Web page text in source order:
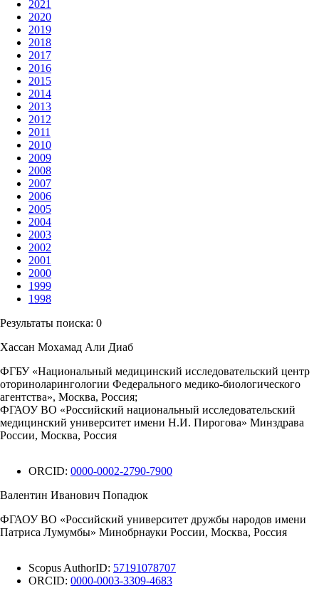
2021
2020
2019
2018
2017
2016
2015
2014
2013
2012
2011
2010
2009
2008
2007
2006
2005
2004
2003
2002
2001
2000
1999
1998
Результаты поиска: 0
Хассан Мохамад Али Диаб
ФГБУ «Национальный медицинский исследовательский центр
оториноларингологии Федерального медико-биологического
агентства», Москва, Россия;
ФГАОУ ВО «Российский национальный исследовательский
медицинский университет имени Н.И. Пирогова» Минздрава
России, Москва, Россия
ORCID: 0000-0002-2790-7900
Валентин Иванович Попадюк
ФГАОУ ВО «Российский университет дружбы народов имени
Патриса Лумумбы» Минобрнауки России, Москва, Россия
Scopus AuthorID: 57191078707
ORCID: 0000-0003-3309-4683